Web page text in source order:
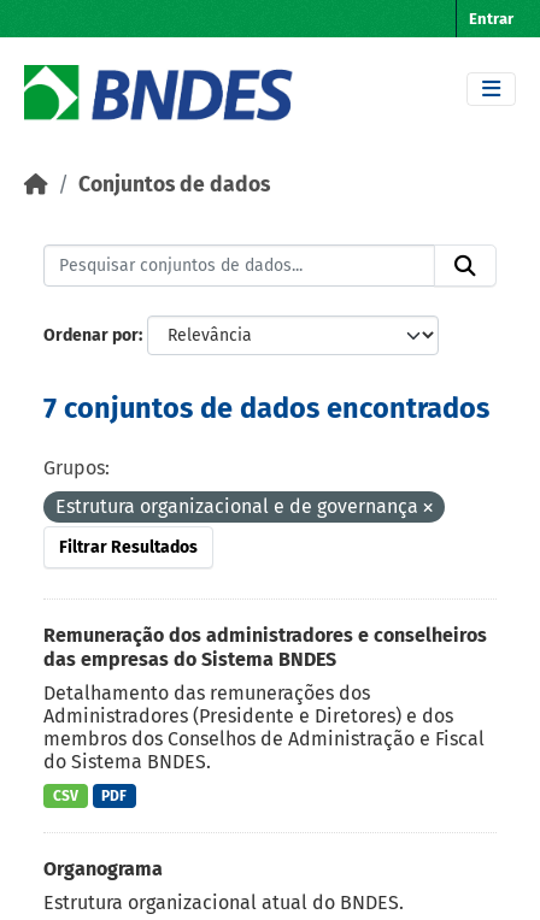
Entrar
Conjuntos de dados
Ordenar por
7 conjuntos de dados encontrados
Grupos:
Estrutura organizacional e de governança
Filtrar Resultados
Remuneração dos administradores e conselheiros
das empresas do Sistema BNDES
Detalhamento das remunerações dos
Administradores (Presidente e Diretores) e dos
membros dos Conselhos de Administração e Fiscal
do Sistema BNDES.
CSV PDF
Organograma
Estrutura organizacional atual do BNDES.